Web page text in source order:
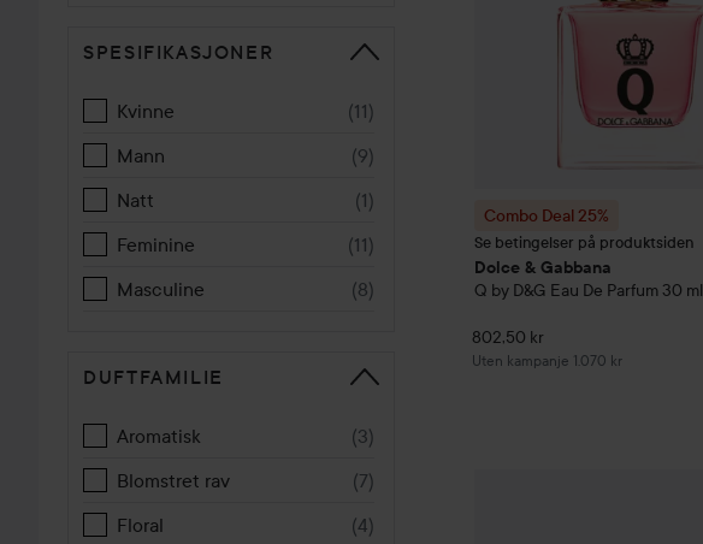
SPESIFIKASJONER
Kvinne (11)
Mann
(9)
Natt
(1)
Feminine
(11)
Masculine
(8)
DUFTFAMILIE
Aromatisk (3)
Blomstret rav
(7)
Floral
(4)
Combo Deal 25%
Se betingelser på produktsiden
Dolce & Gabbana
Q by D&G Eau De Parfum 30 ml
802,50 kr
Uten kampanje 1.070 kr